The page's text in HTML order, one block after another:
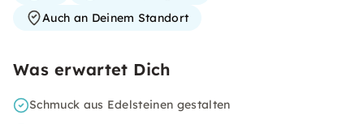
Auch an Deinem Standort
Was erwartet Dich
Schmuck aus Edelsteinen gestalten